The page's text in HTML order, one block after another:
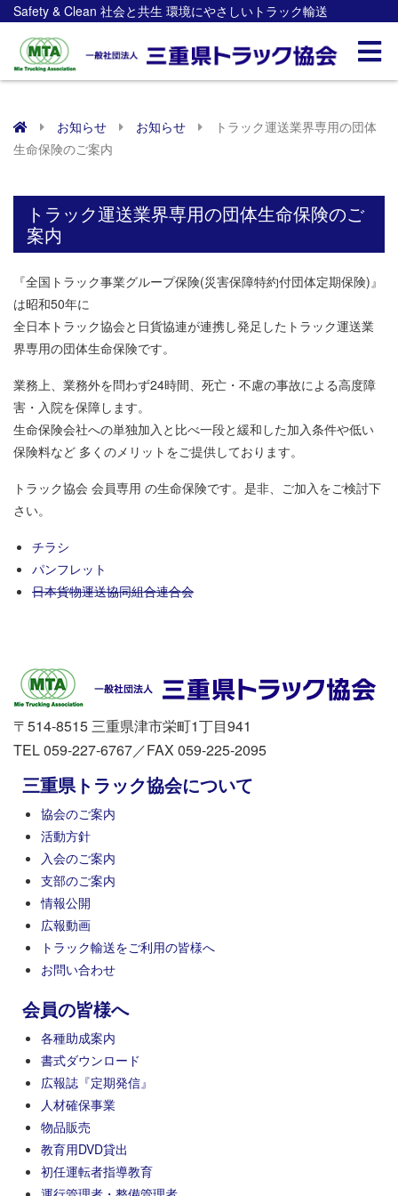
Safety & Clean 社会と共生 環境にやさしいトラック輸送
お知らせ お知らせ
トラック運送業界専用の団体
生命保険のご案内
トラック運送業界専用の団体生命保険のご
案内
『全国トラック事業グループ保険(災害保障特約付団体定期保険)』
は昭和50年に
全日本トラック協会と日貨協連が連携し発足したトラック運送業
界専用の団体生命保険です。
業務上、業務外を問わず24時間、死亡・不慮の事故による高度障
害・入院を保障します。
生命保険会社への単独加入と比べ一段と緩和した加入条件や低い
保険料など 多くのメリットをご提供しております。
トラック協会 会員専用 の生命保険です。是非、ご加入をご検討下
さい。
チラシ
パンフレット
日本貨物運送協同組合連合会
〒514-8515 三重県津市栄町1丁目941
TEL 059-227-6767／FAX 059-225-2095
三重県トラック協会について
協会のご案内
活動方針
入会のご案内
支部のご案内
情報公開
広報動画
トラック輸送をご利用の皆様へ
お問い合わせ
会員の皆様へ
各種助成案内
書式ダウンロード
広報誌『定期発信』
人材確保事業
物品販売
教育用DVD貸出
初任運転者指導教育